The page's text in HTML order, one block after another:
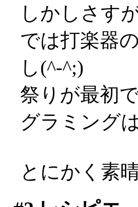
しかしさす
では打楽器
し(^-^;)
祭りが最初
グラミング
とにかく素